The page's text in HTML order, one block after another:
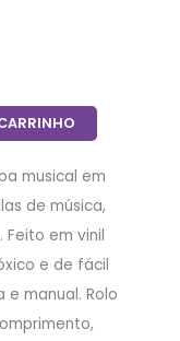
musical em
de música,
em vinil
e de fácil
manual. Rolo